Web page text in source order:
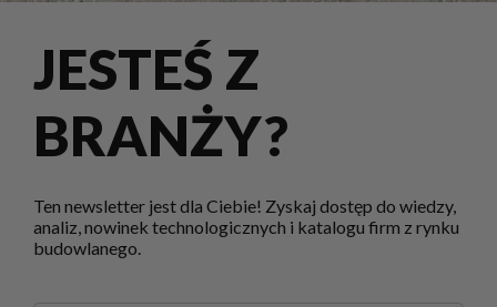
JESTEŚ Z
BRANŻY?
Ten newsletter jest dla Ciebie! Zyskaj dostęp do wiedzy,
analiz, nowinek technologicznych i katalogu firm z rynku
budowlanego.